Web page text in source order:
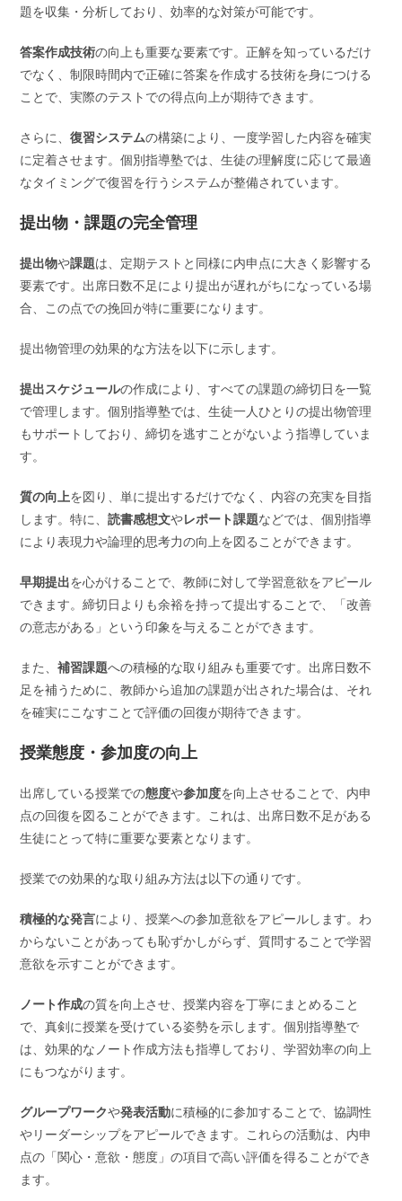
題を収集・分析しており、効率的な対策が可能です。
答案作成技術の向上も重要な要素です。正解を知っているだけ
でなく、制限時間内で正確に答案を作成する技術を身につける
ことで、実際のテストでの得点向上が期待できます。
さらに、復習システムの構築により、一度学習した内容を確実
に定着させます。個別指導塾では、生徒の理解度に応じて最適
なタイミングで復習を行うシステムが整備されています。
提出物・課題の完全管理
提出物や課題は、定期テストと同様に内申点に大きく影響する
要素です。出席日数不足により提出が遅れがちになっている場
合、この点での挽回が特に重要になります。
提出物管理の効果的な方法を以下に示します。
提出スケジュールの作成により、すべての課題の締切日を一覧
で管理します。個別指導塾では、生徒一人ひとりの提出物管理
もサポートしており、締切を逃すことがないよう指導していま
す。
質の向上を図り、単に提出するだけでなく、内容の充実を目指
します。特に、読書感想文やレポート課題などでは、個別指導
により表現力や論理的思考力の向上を図ることができます。
早期提出を心がけることで、教師に対して学習意欲をアピール
できます。締切日よりも余裕を持って提出することで、「改善
の意志がある」という印象を与えることができます。
また、補習課題への積極的な取り組みも重要です。出席日数不
足を補うために、教師から追加の課題が出された場合は、それ
を確実にこなすことで評価の回復が期待できます。
授業態度・参加度の向上
出席している授業での態度や参加度を向上させることで、内申
点の回復を図ることができます。これは、出席日数不足がある
生徒にとって特に重要な要素となります。
授業での効果的な取り組み方法は以下の通りです。
積極的な発言により、授業への参加意欲をアピールします。わ
からないことがあっても恥ずかしがらず、質問することで学習
意欲を示すことができます。
ノート作成の質を向上させ、授業内容を丁寧にまとめること
で、真剣に授業を受けている姿勢を示します。個別指導塾で
は、効果的なノート作成方法も指導しており、学習効率の向上
にもつながります。
グループワークや発表活動に積極的に参加することで、協調性
やリーダーシップをアピールできます。これらの活動は、内申
点の「関心・意欲・態度」の項目で高い評価を得ることができ
ます。